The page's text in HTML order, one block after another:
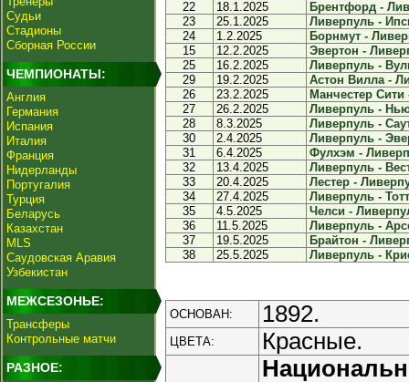
Судьи
Стадионы
Сборная России
ЧЕМПИОНАТЫ:
Англия
Германия
Испания
Италия
Франция
Нидерланды
Португалия
Турция
Беларусь
Казахстан
MLS
Саудовская Аравия
Узбекистан
МЕЖСЕЗОНЬЕ:
Трансферы
Контрольные матчи
РАЗНОЕ:
22
18.1.2025
Брентфорд -
23
25.1.2025
Ливерпуль -
24
1.2.2025
Борнмут -
15
12.2.2025
Эвертон -
25
16.2.2025
Ливерпуль -
29
19.2.2025
Астон Вилла -
26
23.2.2025
Манчестер
27
26.2.2025
Ливерпуль -
28
8.3.2025
Ливерпуль -
30
2.4.2025
Ливерпуль -
31
6.4.2025
Фулхэм -
32
13.4.2025
Ливерпуль -
33
20.4.2025
Лестер -
34
27.4.2025
Ливерпуль -
35
4.5.2025
Челси -
36
11.5.2025
Ливерпуль -
37
19.5.2025
Брайтон -
38
25.5.2025 Ливерпуль -
ОСНОВАН: 1892.
ЦВЕТА: Красные.